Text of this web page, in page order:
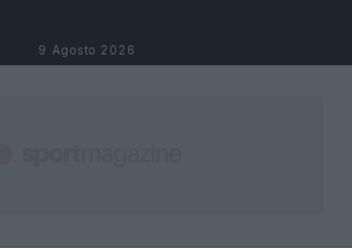
9 Agosto 2026